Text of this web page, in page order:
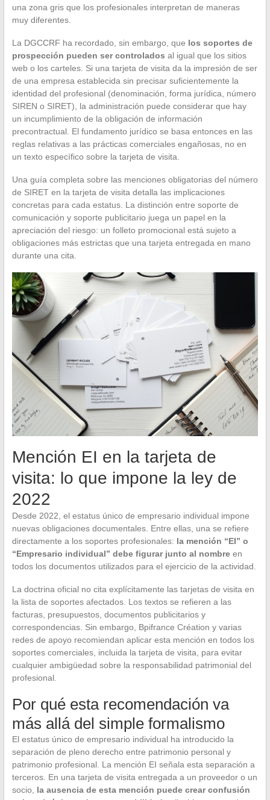
una zona gris que los profesionales interpretan de maneras
muy diferentes.
La DGCCRF ha recordado, sin embargo, que los soportes de
prospección pueden ser controlados al igual que los sitios
web o los carteles. Si una tarjeta de visita da la impresión de ser
de una empresa establecida sin precisar suficientemente la
identidad del profesional (denominación, forma jurídica, número
SIREN o SIRET), la administración puede considerar que hay
un incumplimiento de la obligación de información
precontractual. El fundamento jurídico se basa entonces en las
reglas relativas a las prácticas comerciales engañosas, no en
un texto específico sobre la tarjeta de visita.
Una guía completa sobre las menciones obligatorias del número
de SIRET en la tarjeta de visita detalla las implicaciones
concretas para cada estatus. La distinción entre soporte de
comunicación y soporte publicitario juega un papel en la
apreciación del riesgo: un folleto promocional está sujeto a
obligaciones más estrictas que una tarjeta entregada en mano
durante una cita.
Mención EI en la tarjeta de
visita: lo que impone la ley de
2022
Desde 2022, el estatus único de empresario individual impone
nuevas obligaciones documentales. Entre ellas, una se refiere
directamente a los soportes profesionales: la mención “EI” o
“Empresario individual” debe figurar junto al nombreen
todos los documentos utilizados para el ejercicio de la actividad.
La doctrina oficial no cita explícitamente las tarjetas de visita en
la lista de soportes afectados. Los textos se refieren a las
facturas, presupuestos, documentos publicitarios y
correspondencias. Sin embargo, Bpifrance Création y varias
redes de apoyo recomiendan aplicar esta mención en todos los
soportes comerciales, incluida la tarjeta de visita, para evitar
cualquier ambigüedad sobre la responsabilidad patrimonial del
profesional.
Por qué esta recomendación va
más allá del simple formalismo
El estatus único de empresario individual ha introducido la
separación de pleno derecho entre patrimonio personal y
patrimonio profesional. La mención EI señala esta separación a
terceros. En una tarjeta de visita entregada a un proveedor o un
socio, la ausencia de esta mención puede crear confusión